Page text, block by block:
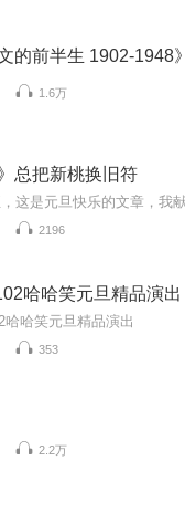
的前半生 1902-1948
1.6万
总把新桃换旧符
这是元旦快乐的文章，我
2196
哈哈笑元旦精品演出
哈哈笑元旦精品演出
353
2.2万